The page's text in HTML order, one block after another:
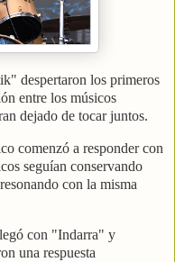
despertaron los primeros
entre los músicos
dejado de tocar juntos.
comenzó a responder con
seguían conservando
con la misma
con "Indarra" y
una respuesta